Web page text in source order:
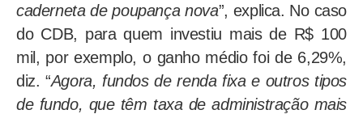
caderneta de poupança nova”, explica. No caso
do CDB, para quem investiu mais de R$ 100
mil, por exemplo, o ganho médio foi de 6,29%,
diz. “Agora, fundos de renda fixa e outros tipos
de fundo, que têm taxa de administração mais